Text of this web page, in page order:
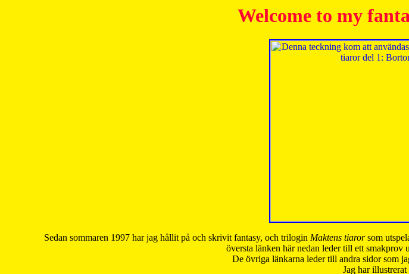
Welcome to my
Sedan sommaren 1997 har jag hållit på och skrivit fantasy, och trilogin Maktens tiarorsom
översta länken här nedan leder till ett smakprov
De övriga länkarna leder till andra sidor som
Jag har